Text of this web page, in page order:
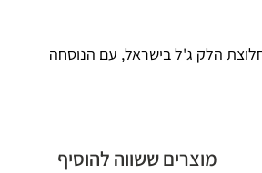
הלק ג'ל בישראל, עם הנוסחה
מוצרים ששווה להוסיף